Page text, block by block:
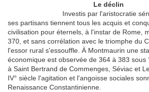
Le déclin
Investis par l'aristocratie
ses partisans tiennent tous les acquis et
civilisation pour éternels, à l'instar de Rome,
370, et sans corrélation avec le triomphe du
l'essor rural s'essouffle. À Montmaurin une
économique est observée de 364 à 383 sous
à Saint Bertrand de Commenges, Séviac et
IV° siècle l'agitation et l'angoisse sociales
Renaissance Constantinienne.